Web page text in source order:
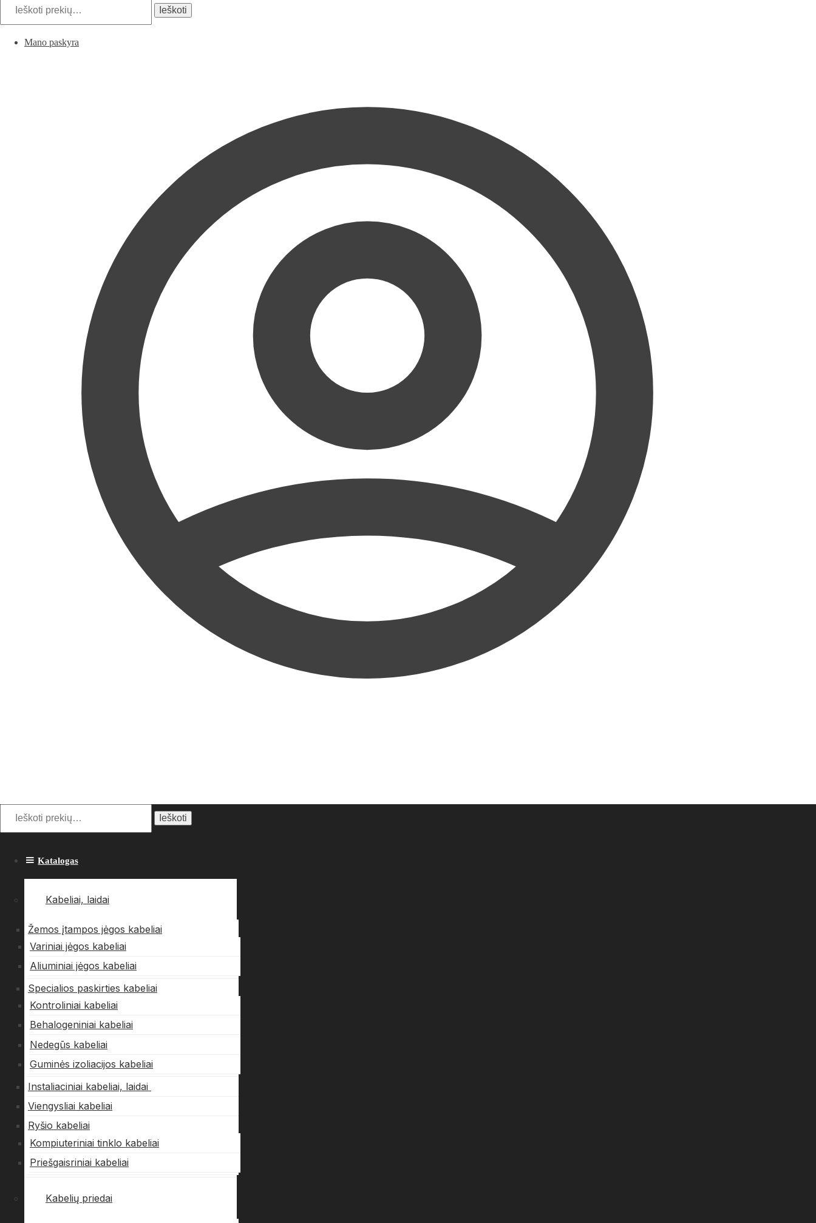
Ieškoti
Mano paskyra
Ieškoti:
Ieškoti
Katalogas
Kabeliai, laidai
Žemos įtampos jėgos kabeliai
Variniai jėgos kabeliai
Aliuminiai jėgos kabeliai
Specialios paskirties kabeliai
Kontroliniai kabeliai
Behalogeniniai kabeliai
Nedegūs kabeliai
Guminės izoliacijos kabeliai
Instaliaciniai kabeliai, laidai
Viengysliai kabeliai
Ryšio kabeliai
Kompiuteriniai tinklo kabeliai
Priešgaisriniai kabeliai
Kabelių priedai